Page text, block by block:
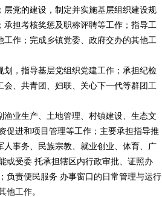
党的建设，制定并实施基层组织建设规
担考核奖惩及职称评聘等工作；指导工
作；完成乡镇党委、政府交办的其他工
，指导基层党组织党建工作；承担纪检
、共青团、妇联、关心下一代等群团工
业生产、土地管理、村镇建设、生态文
促进和项目管理等工作；主要承担指导推
事务、民族宗教、就业创业、体育、广
或受委 托承担辖区内行政审批、证照办
负责便民服务 办事窗口的日常管理与运行
他工作。